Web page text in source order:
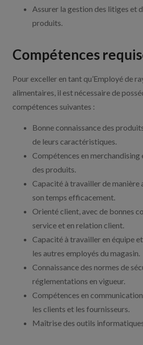
Assurer la gestion des litiges et
produits.
Compétences
Pour exceller en tant qu’Employé de
alimentaires, il est nécessaire de
compétences suivantes :
Bonne connaissance des
de leurs caractéristiques.
Compétences en
des produits.
Capacité à travailler de manière
son temps efficacement.
Orienté client, avec de bonnes
service et en relation client.
Capacité à travailler en équipe
les autres employés du magasin.
Connaissance des normes de
réglementations en vigueur.
Compétences en
les clients et les fournisseurs.
Maîtrise des outils